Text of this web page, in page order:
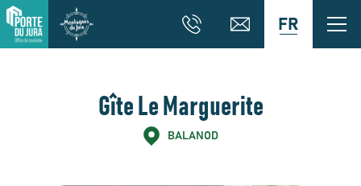
FR
Gîte Le Marguerite
BALANOD